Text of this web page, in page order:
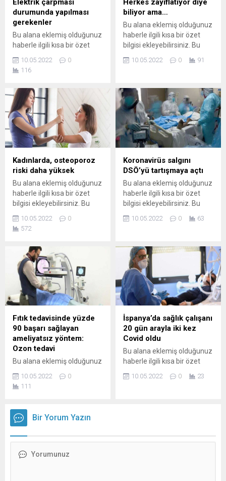
Elektrik çarpması
durumunda yapılması
gerekenler
Bu alana eklemiş olduğunuz
haberle ilgili kısa bir özet
metin yazı düzenleme
sayfasında "Özet"
Özet eklenmişse başlık
altında kalın olarak bu
şekilde gösterilir,
eklenmemişse bu alan boş
kalır.
10.05.2022
0
116
Herkes zayıflatıyor diye
biliyor ama…
Bu alana eklemiş olduğunuz
haberle ilgili kısa bir özet
bilgisi ekleyebilirsiniz. Bu
sayfasında "Özet"
altında kalın olarak bu
şekilde gösterilir,
eklenmemişse bu alan boş
kalır.
10.05.2022 0 91
Kadınlarda, osteoporoz
riski daha yüksek
Bu alana eklemiş olduğunuz
haberle ilgili kısa bir özet
bilgisi ekleyebilirsiniz. Bu
sayfasında "Özet"
bölümünden eklenebilir.
altında kalın olarak bu
şekilde gösterilir,
eklenmemişse bu alan boş
kalır.
10.05.2022
0
572
Koronavirüs salgını
DSÖ’yü tartışmaya açtı
Bu alana eklemiş olduğunuz
haberle ilgili kısa bir özet
bilgisi ekleyebilirsiniz. Bu
sayfasında "Özet"
altında kalın olarak bu
şekilde gösterilir,
eklenmemişse bu alan boş
kalır.
10.05.2022 0 63
Fıtık tedavisinde yüzde
90 başarı sağlayan
ameliyatsız yöntem:
Ozon tedavi
Bu alana eklemiş olduğunuz
haberle ilgili kısa bir özet
bilgisi ekleyebilirsiniz. Bu
metin yazı düzenleme
bölümünden eklenebilir.
Özet eklenmişse başlık
eklenmemişse bu alan boş
10.05.2022
0
111
İspanya’da sağlık çalışanı
20 gün arayla iki kez
Covid oldu
Bu alana eklemiş olduğunuz
haberle ilgili kısa bir özet
bilgisi ekleyebilirsiniz. Bu
metin yazı düzenleme
10.05.2022 0 23
Bir Yorum Yazın